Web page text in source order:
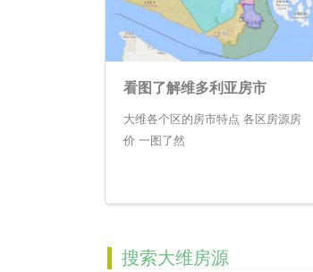
看图了解维多利亚房市
大维各个区的房市特点 各区房源房
价 一图了然
搜索大维房源